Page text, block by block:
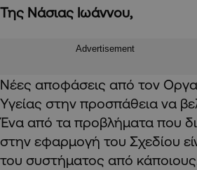
Της Νάσιας Ιωάννου,
Advertisement
Νέες αποφάσεις από τον
Υγείας στην προσπάθεια να
Ένα από τα προβλήματα που
στην εφαρμογή του Σχεδίου
του συστήματος από